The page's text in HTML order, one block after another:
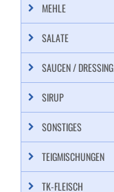
MEHLE
SALATE
SAUCEN / DRESSING
SIRUP
SONSTIGES
TEIGMISCHUNGEN
TK-FLEISCH